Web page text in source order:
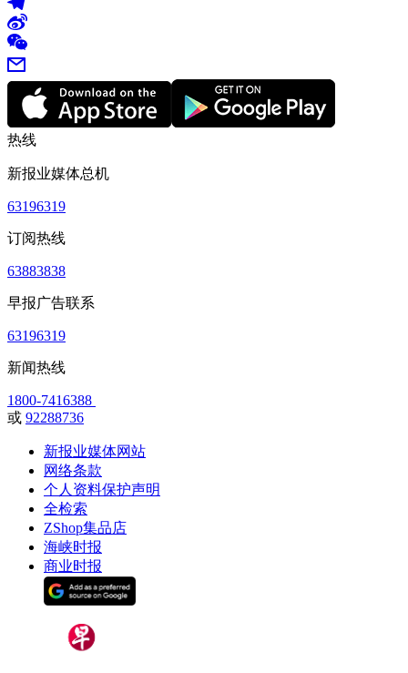
热线
新报业媒体总机
63196319
订阅热线
63883838
早报广告联系
63196319
新闻热线
1800-7416388
或 92288736
新报业媒体网站
网络条款
个人资料保护声明
全检索
ZShop集品店
海峡时报
商业时报